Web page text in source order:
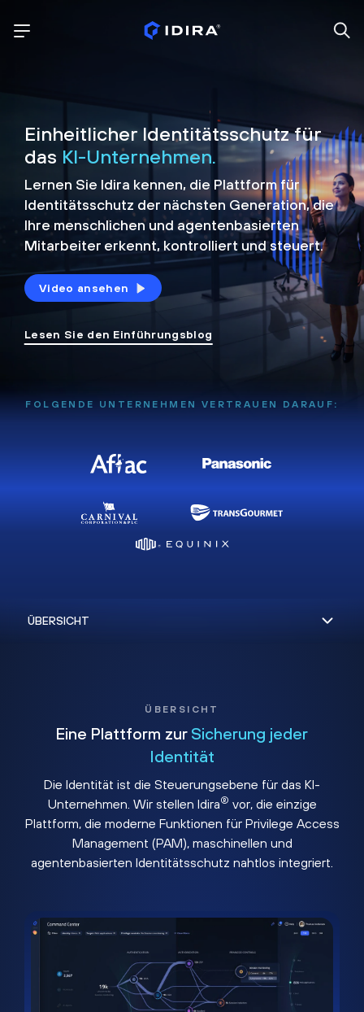
Einheitlicher Identitätsschutz für
das KI-Unternehmen.
Lernen Sie Idira kennen, die Plattformfür
Identitätsschutz der nächsten Generation, die
Ihre menschlichen und agentenbasierten
Mitarbeiter erkennt, kontrolliert undsteuert.
Video ansehen
Lesen Sie den Einführungsblog
FOLGENDE UNTERNEHMEN VERTRAUEN DARAUF:
ÜBERSICHT
Eine Plattform zur Sicherung jeder
Identität
Die Identität ist die Steuerungsebene für das KI-
Unternehmen. Wir stellen Idira® vor, die einzige
Plattform, die moderne Funktionen für Privilege Access
Management (PAM), maschinellen und
agentenbasierten Identitätsschutz nahtlos integriert.